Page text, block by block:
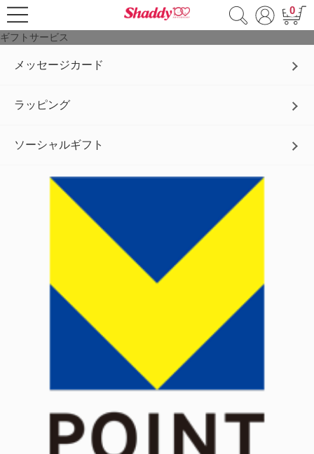
0
ギフトサービス
メッセージカード
ラッピング
ソーシャルギフト